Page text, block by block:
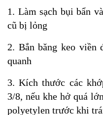
1. Làm sạch bụi bẩn
cũ bị lỏng
2. Bắn băng keo viền
quanh
3. Kích thước các
3/8, nếu khe hở quá
polyetylen trước khi